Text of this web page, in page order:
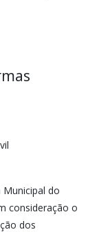
do
consideração o
dos